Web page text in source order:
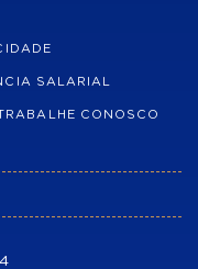
SALARIAL
CONOSCO